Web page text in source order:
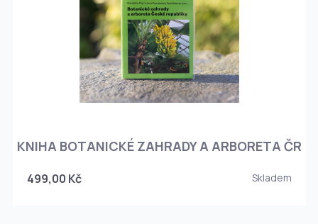
KNIHA BOTANICKÉ ZAHRADY A ARBORETA ČR
499,00 Kč Skladem